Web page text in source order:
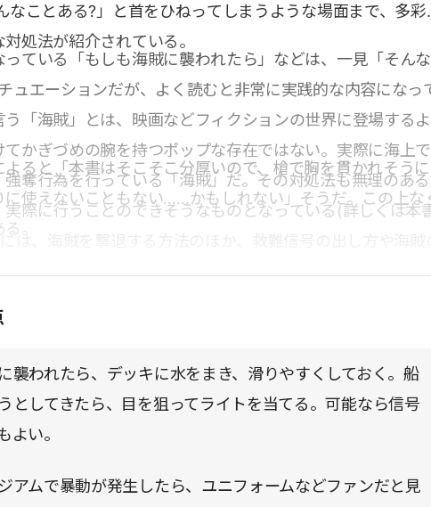
なことある?」と首をひねってしまうような場面まで、多彩
処法が紹介されている。
っている「もしも海賊に襲われたら」などは、一見「そん
ュエーションだが、よく読むと非常に実践的な内容になっ
う「海賊」とは、映画などフィクションの世界に登場する
てかぎづめの腕を持つポップな存在ではない。実際に海上
強奪行為を行っている「海賊」だ。その対処法も無理のあ
実際に行うことのできそうなものとなっている(詳しくは本
すい時間帯などの情報も盛り込まれており、勉強になる。
故に見舞われたら」など、一見「トンデモ危機」に見える項
感心してしまうような専門的な知識が生かされていて、油断
よると「本書はそこそこ分厚いので、槍で胸を貫かれそう
に使えないこともない……かもしれない」そうだ。この上な
。
襲われたら、デッキに水をまき、滑りやすくしておく。船
としてきたら、目を狙ってライトを当てる。可能なら信号
よい。
アムで暴動が発生したら、ユニフォームなどファンだと見